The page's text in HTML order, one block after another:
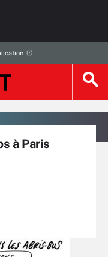
à Paris